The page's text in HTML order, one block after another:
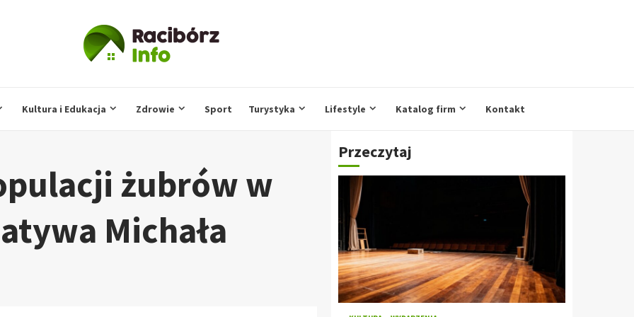
Kultura i Edukacja Zdrowie Sport Turystyka Lifestyle Katalog firm Kontakt
żubrów w
Michała
Przeczytaj